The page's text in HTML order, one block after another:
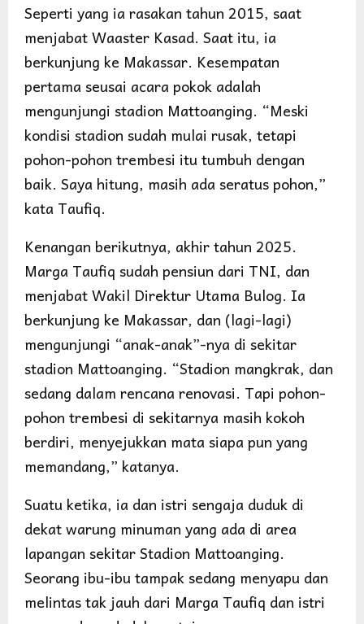
Seperti yang ia rasakan tahun 2015, saat
menjabat Waaster Kasad. Saat itu, ia
berkunjung ke Makassar. Kesempatan
pertama seusai acara pokok adalah
mengunjungi stadion Mattoanging. “Meski
kondisi stadion sudah mulai rusak, tetapi
pohon-pohon trembesi itu tumbuh dengan
baik. Saya hitung, masih ada seratus pohon,”
kata Taufiq.
Kenangan berikutnya, akhir tahun 2025.
Marga Taufiq sudah pensiun dari TNI, dan
menjabat Wakil Direktur Utama Bulog. Ia
berkunjung ke Makassar, dan (lagi-lagi)
mengunjungi “anak-anak”-nya di sekitar
stadion Mattoanging. “Stadion mangkrak, dan
sedang dalam rencana renovasi. Tapi pohon-
pohon trembesi di sekitarnya masih kokoh
berdiri, menyejukkan mata siapa pun yang
memandang,” katanya.
Suatu ketika, ia dan istri sengaja duduk di
dekat warung minuman yang ada di area
lapangan sekitar Stadion Mattoanging.
Seorang ibu-ibu tampak sedang menyapu dan
melintas tak jauh dari Marga Taufiq dan istri